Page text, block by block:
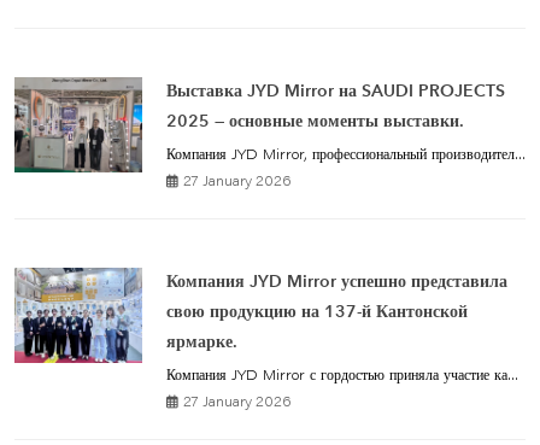
Выставка JYD Mirror на SAUDI PROJECTS
2025 — основные моменты выставки.
Компания JYD Mirror, профессиональный производител...
27 January 2026
Компания JYD Mirror успешно представила
свою продукцию на 137-й Кантонской
ярмарке.
Компания JYD Mirror с гордостью приняла участие ка...
27 January 2026